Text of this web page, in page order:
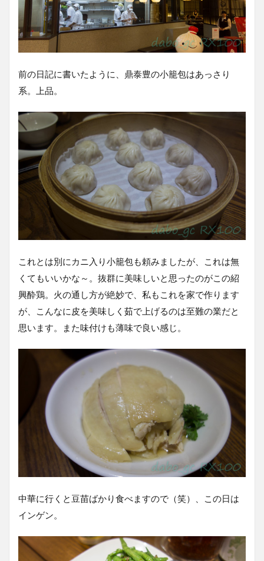
前の日記に書いたように、鼎泰豊の小籠包はあっさり
系。上品。
これとは別にカニ入り小籠包も頼みましたが、これは無
くてもいいかな～。抜群に美味しいと思ったのがこの紹
興酔鶏。火の通し方が絶妙で、私もこれを家で作ります
が、こんなに皮を美味しく茹で上げるのは至難の業だと
思います。また味付けも薄味で良い感じ。
中華に行くと豆苗ばかり食べますので（笑）、この日は
インゲン。